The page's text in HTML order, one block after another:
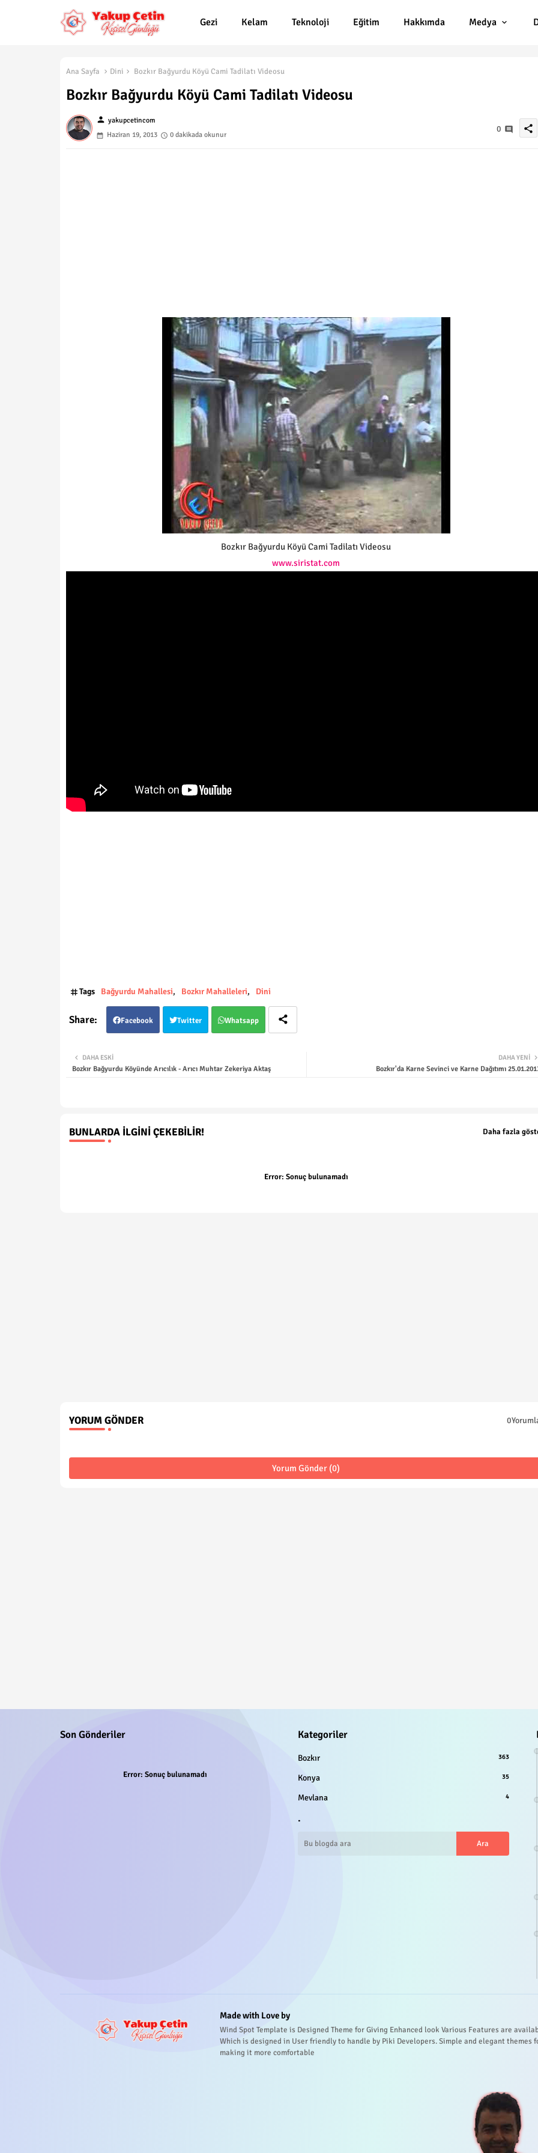
Gezi Kelam Teknoloji Eğitim Hakkımda Medya
Ana Sayfa Dini Bozkır Bağyurdu Köyü Cami Tadilatı Videosu
Bozkır Bağyurdu Köyü Cami Tadilatı Videosu
person yakupcetincom
Haziran 19, 2013
0 dakikada okunur
0 share
Bozkır Bağyurdu Köyü Cami Tadilatı Videosu
www.siristat.com
Tags Bağyurdu Mahallesi Bozkır Mahalleleri Dini
Facebook Twitter Whatsapp
DAHA YENI
Bozkır'da Karne Sevinci ve Karne Dağıtımı
DAHA ESKI
Bozkır Bağyurdu Köyünde Arıcılık - Arıcı Muhtar Zekeriya Aktaş
BUNLARDA İLGINI ÇEKEBILIR! Daha fazla
Error: Sonuç bulunamadı
YORUM GÖNDER
Yorum Gönder (0)
Son Gönderiler
Error: Sonuç bulunamadı
Kategoriler
Bozkır 363
Konya 35
Mevlana 4
.
Made with Love by
Wind Spot Template is Designed Theme for Giving Enhanced look Various Features are
Which is designed in User friendly to handle by Piki Developers. Simple and elegant themes
making it more comfortable